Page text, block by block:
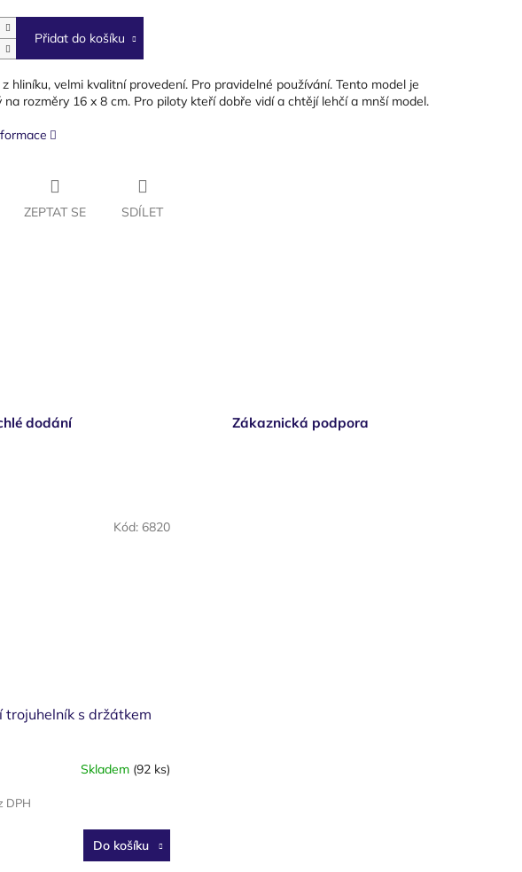
Přidat do košíku
hliníku, velmi kvalitní provedení. Pro pravidelné používání. Tento model je
na rozměry 16 x 8 cm. Pro piloty kteří dobře vidí a chtějí lehčí a mnší model.
ZEPTAT SE SDÍLET
dodání Zákaznická podpora
trojuhelník s držátkem
Skladem (92 ks)
DPH
Do košíku
Kód: 6820